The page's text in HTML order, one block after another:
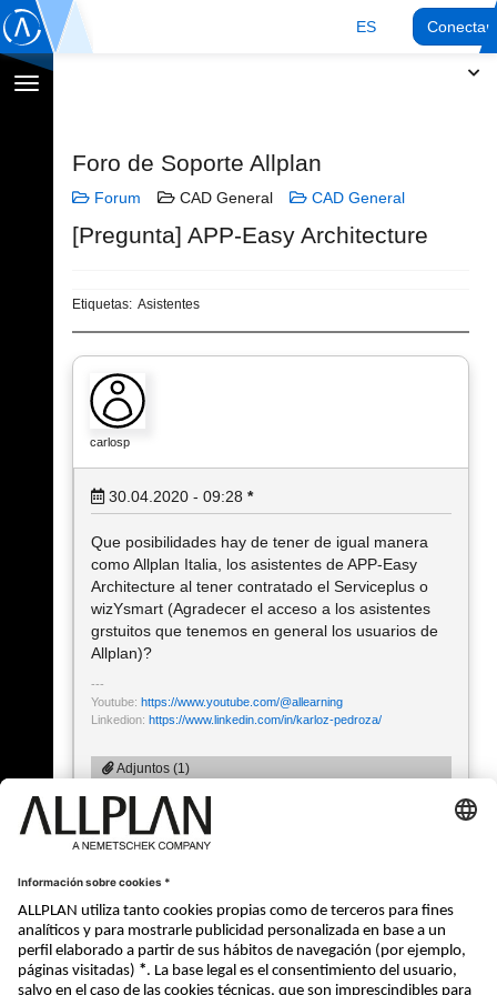
ES
Cambiar
Foro de Soporte Allplan
Forum CAD General CAD General
[Pregunta] APP-Easy Architecture
Etiquetas: Asistentes
carlosp
30.04.2020 - 09:28 *
Que posibilidades hay de tener de igual manera
como Allplan Italia, los asistentes de APP-Easy
Architecture al tener contratado el Serviceplus o
wizYsmart (Agradecer el acceso a los asistentes
grstuitos que tenemos en general los usuarios de
Allplan)?
Youtube: https://www.youtube.com/@allearning
Linkedion: https://www.linkedin.com/in/karloz-pedroza/
Adjuntos (1)
001.jpeg
Type: image/jpeg
Size: 86,87 KiB